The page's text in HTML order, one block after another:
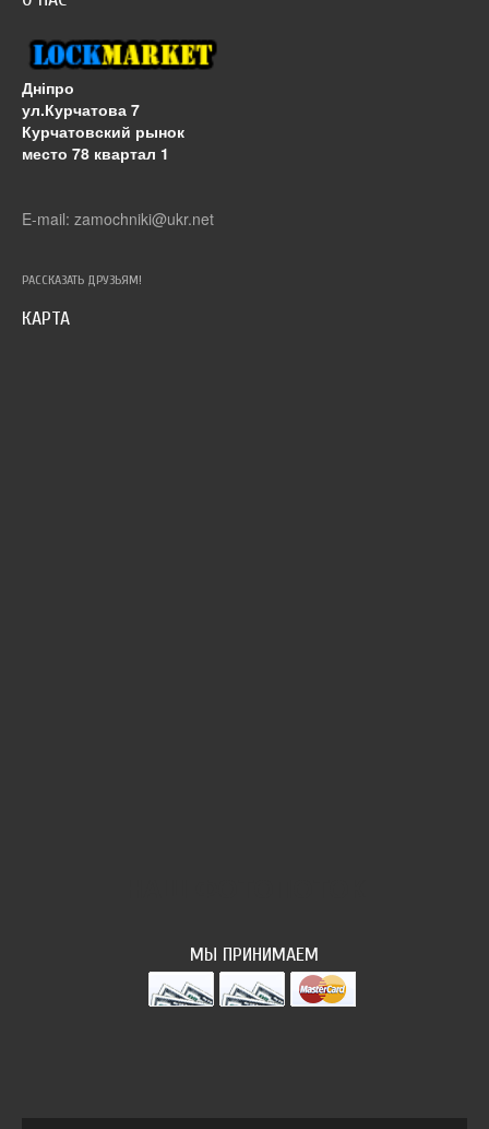
Дніпро
ул.Курчатова 7
Курчатовский рынок
место 78 квартал 1
E-mail: zamochniki@ukr.net
РАССКАЗАТЬ ДРУЗЬЯМ!
КАРТА
МЫ ПРИНИМАЕМ